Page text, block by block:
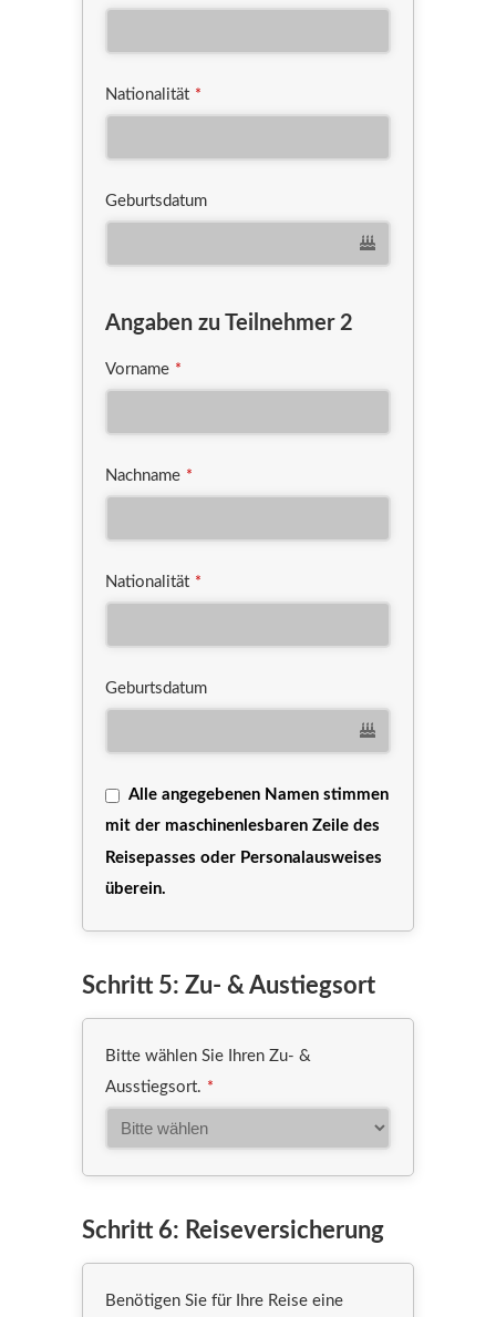
Nationalität *
Geburtsdatum
Angaben zu Teilnehmer 2
Vorname *
Nachname *
Nationalität *
Geburtsdatum
Alle angegebenen Namen stimmen
mit der maschinenlesbaren Zeile des
Reisepasses oder Personalausweises
überein.
Schritt 5: Zu- & Austiegsort
Bitte wählen Sie Ihren Zu- &
Ausstiegsort. *
Schritt 6: Reiseversicherung
Benötigen Sie für Ihre Reise eine